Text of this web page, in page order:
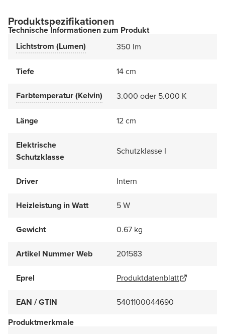
Produktspezifikationen
Technische Informationen zum Produkt
Lichtstrom (Lumen)
350 lm
Tiefe 14 cm
Farbtemperatur (Kelvin) 3.000 oder 5.000 K
Länge 12 cm
Elektrische
Schutzklasse
Schutzklasse I
Driver Intern
Heizleistung in Watt 5 W
Gewicht 0.67 kg
Artikel Nummer Web 201583
Eprel Produktdatenblatt
EAN / GTIN
5401100044690
Produktmerkmale